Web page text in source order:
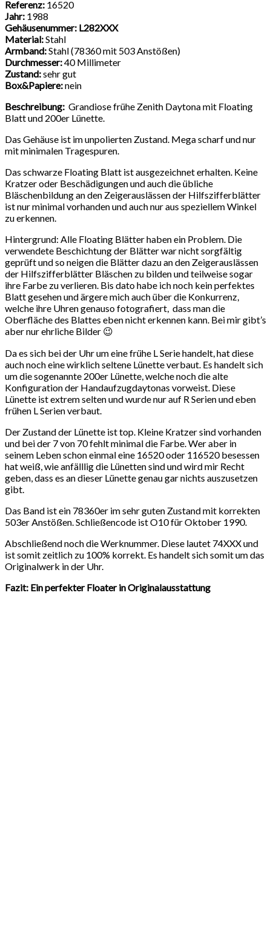
Referenz: 16520
Jahr: 1988
Gehäusenummer: L282XXX
Material:Stahl
Armband:Stahl (78360 mit 503 Anstößen)
Durchmesser:40 Millimeter
Zustand:sehr gut
Box&Papiere:nein
Beschreibung: Grandiose frühe Zenith Daytona mit Floating
Blatt und 200er Lünette.
Das Gehäuse ist im unpolierten Zustand. Mega scharf und nur
mit minimalen Tragespuren.
Das schwarze Floating Blatt ist ausgezeichnet erhalten. Keine
Kratzer oder Beschädigungen und auch die übliche
Bläschenbildung an den Zeigerauslässen der Hilfszifferblätter
ist nur minimal vorhanden und auch nur aus speziellem Winkel
zu erkennen.
Hintergrund: Alle Floating Blätter haben ein Problem. Die
verwendete Beschichtung der Blätter war nicht sorgfältig
geprüft und so neigen die Blätter dazu an den Zeigerauslässen
der Hilfszifferblätter Bläschen zu bilden und teilweise sogar
ihre Farbe zu verlieren. Bis dato habe ich noch kein perfektes
Blatt gesehen und ärgere mich auch über die Konkurrenz,
welche ihre Uhren genauso fotografiert, dass man die
Oberfläche des Blattes eben nicht erkennen kann. Bei mir gibt’s
aber nur ehrliche Bilder 😉
Da es sich bei der Uhr um eine frühe L Serie handelt, hat diese
auch noch eine wirklich seltene Lünette verbaut. Es handelt sich
um die sogenannte 200er Lünette, welche noch die alte
Konfiguration der Handaufzugdaytonas vorweist. Diese
Lünette ist extrem selten und wurde nur auf R Serien und eben
frühen L Serien verbaut.
Der Zustand der Lünette ist top. Kleine Kratzer sind vorhanden
und bei der 7 von 70 fehlt minimal die Farbe. Wer aber in
seinem Leben schon einmal eine 16520 oder 116520 besessen
hat weiß, wie anfälllig die Lünetten sind und wird mir Recht
geben, dass es an dieser Lünette genau gar nichts auszusetzen
gibt.
Das Band ist ein 78360er im sehr guten Zustand mit korrekten
503er Anstößen. Schließencode ist O10 für Oktober 1990.
Abschließend noch die Werknummer. Diese lautet 74XXX und
ist somit zeitlich zu 100% korrekt. Es handelt sich somit um das
Originalwerk in der Uhr.
Fazit: Ein perfekter Floater in Originalausstattung